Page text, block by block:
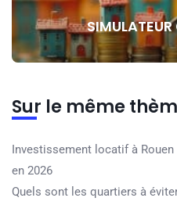
Sur le même
Investissement locatif à
en 2026
Quels sont les quartiers à